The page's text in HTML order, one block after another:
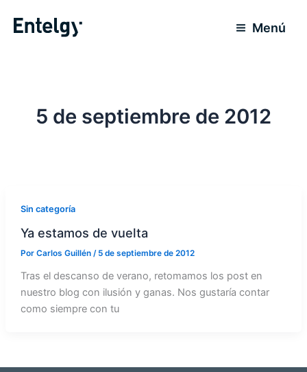
Menú
5 de septiembre de 2012
Sin categoría
Ya estamos de vuelta
Por Carlos Guillén / 5 de septiembre de 2012
Tras el descanso de verano, retomamos los post en
nuestro blog con ilusión y ganas. Nos gustaría contar
como siempre con tu